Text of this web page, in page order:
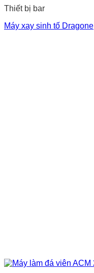
Thiết bị bar
Máy xay sinh tố Dragone